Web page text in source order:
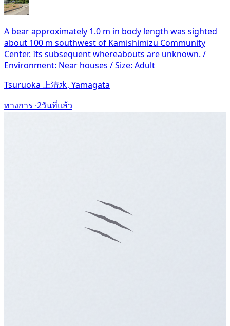
A bear approximately 1.0 m in body length was sighted
about 100 m southwest of Kamishimizu Community
Center. Its subsequent whereabouts are unknown. /
Environment: Near houses / Size: Adult
Tsuruoka 上清水, Yamagata
ทางการ ·2วันที่แล้ว